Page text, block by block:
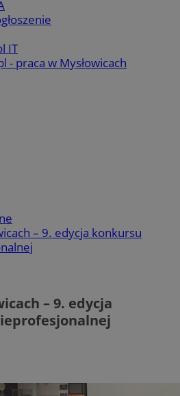
IT
- praca w Mysłowicach
– 9. edycja konkursu
– 9. edycja